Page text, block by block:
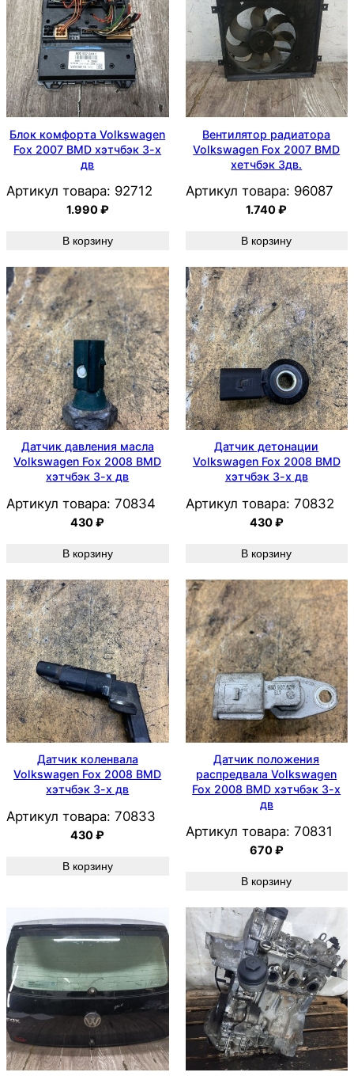
Блок комфорта Volkswagen
Fox 2007 BMD хэтчбэк 3-х
дв
Артикул товара: 92712
1.990₽
В корзину
Вентилятор радиатора
Volkswagen Fox 2007 BMD
хетчбэк 3дв.
Артикул товара: 96087
1.740₽
В корзину
Датчик давления масла
Volkswagen Fox 2008 BMD
хэтчбэк 3-х дв
Артикул товара: 70834
430₽
В корзину
Датчик детонации
Volkswagen Fox 2008 BMD
хэтчбэк 3-х дв
Артикул товара: 70832
430₽
В корзину
Датчик коленвала
Volkswagen Fox 2008 BMD
хэтчбэк 3-х дв
Артикул товара: 70833
430₽
В корзину
Датчик положения
распредвала Volkswagen
Fox 2008 BMD хэтчбэк 3-х
дв
Артикул товара: 70831
670₽
В корзину